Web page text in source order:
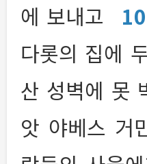
에 보내고
10
다롯의 집에
산 성벽에 못
앗 야베스 거